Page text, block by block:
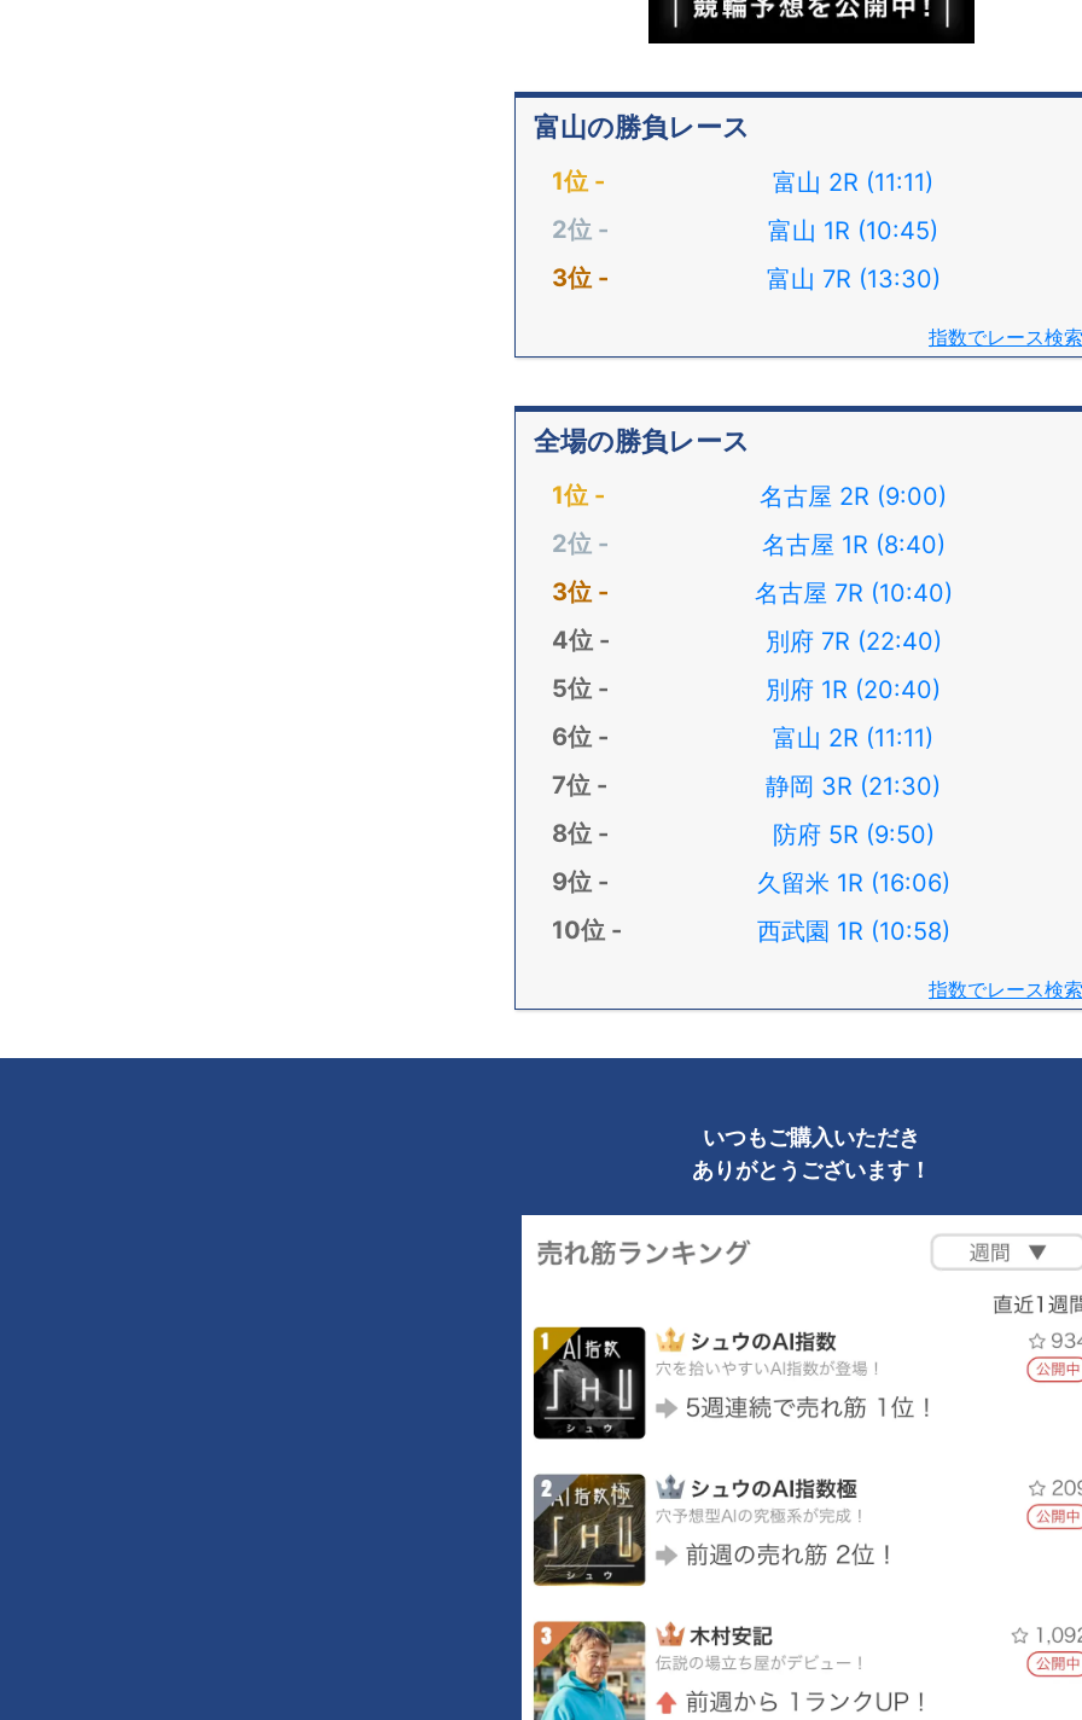
富山の勝負レース
富山 2R (11:11)
富山 1R (10:45)
富山 7R (13:30)
指数でレース検索
全場の勝負レース
名古屋 2R (9:00)
名古屋 1R (8:40)
名古屋 7R (10:40)
別府 7R (22:40)
別府 1R (20:40)
富山 2R (11:11)
静岡 3R (21:30)
防府 5R (9:50)
久留米 1R (16:06)
西武園 1R (10:58)
指数でレース検索
いつもご購入いただき
ありがとうございます！